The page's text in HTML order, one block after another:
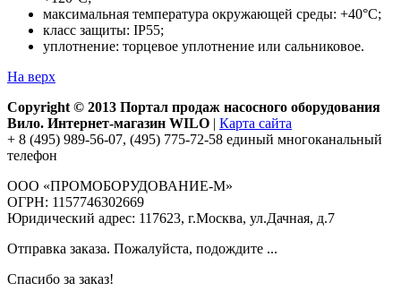
максимальная температура окружающей среды: +40°С;
класс защиты: IP55;
уплотнение: торцевое уплотнение или сальниковое.
На верх
Copyright © 2013 Портал продаж насосного оборудования
Вило. Интернет-магазин WILO | Карта сайта
+ 8 (495) 989-56-07, (495) 775-72-58 единый многоканальный
телефон
ООО «ПРОМОБОРУДОВАНИЕ-М»
ОГРН: 1157746302669
Юридический адрес: 117623, г.Москва, ул.Дачная, д.7
Отправка заказа. Пожалуйста, подождите ...
Спасибо за заказ!